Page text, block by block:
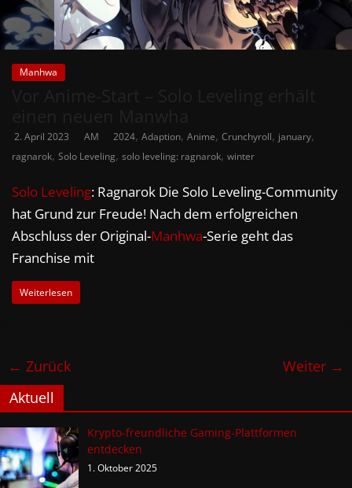
Manhwa
2. April 2023 AM 2024, Adaption, Anime, Crunchyroll, january,
ragnarok, Solo Leveling, solo leveling: ragnarok, winter
Solo Leveling: Ragnarok Die Solo Leveling-Community
hat Grund zur Freude! Nach dem erfolgreichen
Abschluss der Original-Manhwa-Serie geht das
Franchise mit
Weiterlesen
← Zurück
Weiter →
Aktuell
Krypto-freundliche Gaming-Plattformen
entdecken
1. Oktober 2025